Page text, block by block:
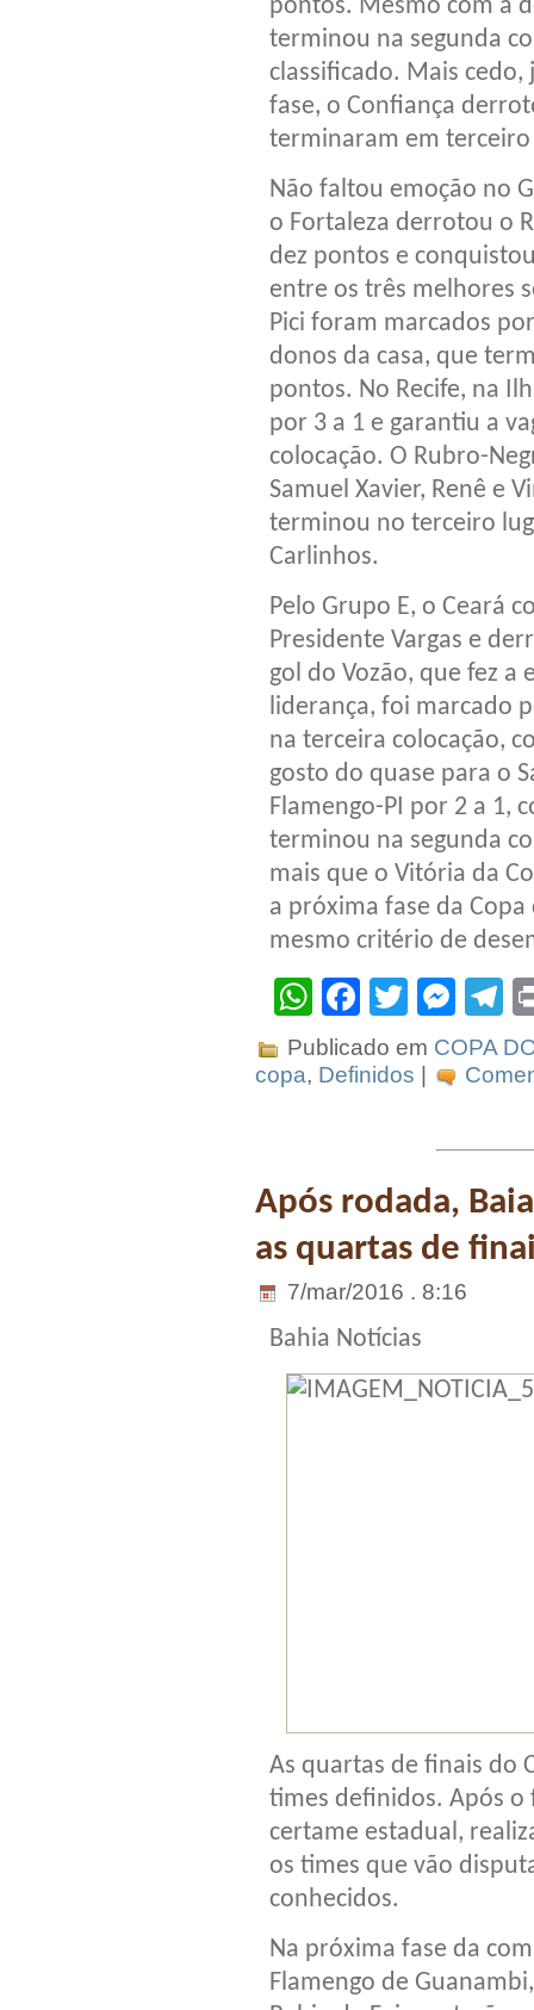
pontos. Mesmo com a
terminou na segunda
classificado. Mais cedo,
fase, o Confiança
terminaram em
Não faltou emoção no
o Fortaleza derrotou o
dez pontos e
entre os três melhores
Pici foram marcados
donos da casa, que
pontos. No Recife, na
por 3 a 1 e garantiu a
colocação. O Rubro-
Samuel Xavier, Renê e
terminou no terceiro
Carlinhos.
Pelo Grupo E, o Ceará
Presidente Vargas e
gol do Vozão, que fez a
liderança, foi marcado
na terceira colocação,
gosto do quase para o
Flamengo-PI por 2 a 1,
terminou na segunda
mais que o Vitória da
a próxima fase da
mesmo critério de
WhatsApp
Facebook
Twitter
Publicado em COPA
copa, Definidos |
Após rodada,
as quartas de
7/mar/2016 . 8:16
Bahia Notícias
As quartas de finais do
times definidos. Após
certame estadual,
os times que vão
conhecidos.
Na próxima fase da
Flamengo de